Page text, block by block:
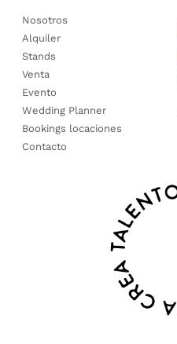
Nosotros
Alquiler
Stands
Venta
Evento
Wedding Planner
Bookings locaciones
Contacto